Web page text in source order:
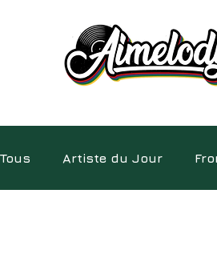
Tous Artiste du Jour